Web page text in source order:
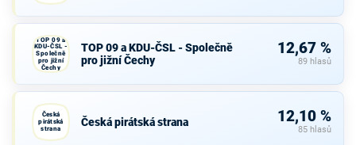
TOP 09 a
KDU-ČSL -
Společně
pro jižní
Čechy
TOP 09 a KDU-ČSL - Společně
pro jižní Čechy
12,67 %
89 hlasů
Česká
pirátská
strana
Česká pirátská strana 12,10 %
85 hlasů